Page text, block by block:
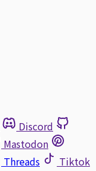
Discord
Mastodon
Threads
Tiktok